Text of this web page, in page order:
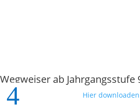
Wegweiser ab Jahrgangsstufe
Hier downloaden